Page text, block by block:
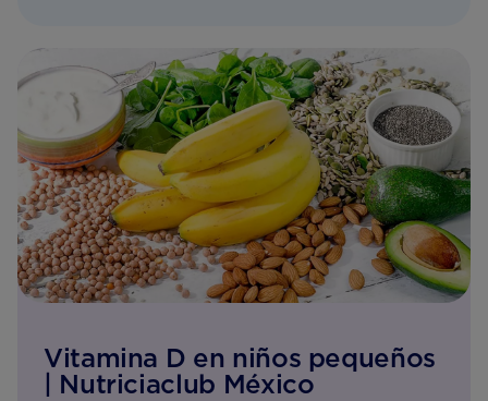
Vitamina D en niños pequeños
| Nutriciaclub México